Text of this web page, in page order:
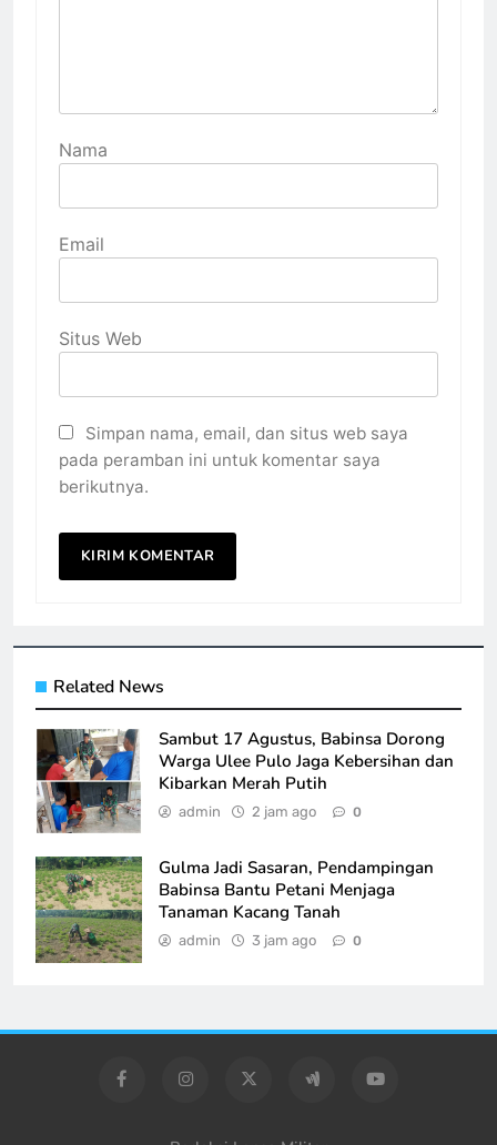
Nama
Email
Situs Web
Simpan nama, email, dan situs web saya
pada peramban ini untuk komentar saya
berikutnya.
Related News
Sambut 17 Agustus, Babinsa Dorong
Warga Ulee Pulo Jaga Kebersihan dan
Kibarkan Merah Putih
admin 2 jam ago 0
Gulma Jadi Sasaran, Pendampingan
Babinsa Bantu Petani Menjaga
Tanaman Kacang Tanah
admin 3 jam ago 0